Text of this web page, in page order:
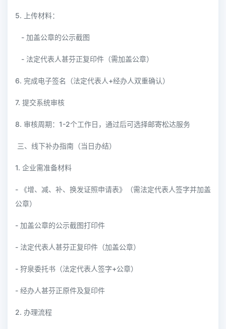
5. 上传材料：
- 加盖公章的公示截图
- 法定代表人甚芬正复印件（需加盖公章）
6. 完成电子签名（法定代表人+经办人双重确认）
7. 提交系统审核
8. 审核周期：1-2个工作日，通过后可选择邮寄松达服务
三、线下补办指南（当日办结）
1. 企业需准备材料
- 《增、减、补、换发证照申请表》（需法定代表人签字并加盖
公章）
- 加盖公章的公示截图打印件
- 法定代表人甚芬正复印件（加盖公章）
- 狩泉委托书（法定代表人签字+公章）
- 经办人甚芬正原件及复印件
2. 办理流程